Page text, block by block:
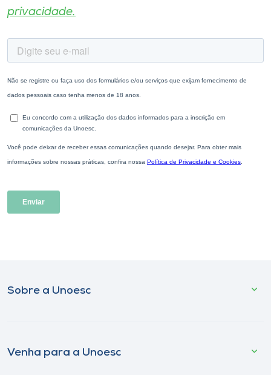
privacidade.
Sobre a Unoesc
Venha para a Unoesc